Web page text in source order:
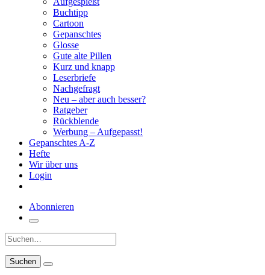
Buchtipp
Cartoon
Gepanschtes
Glosse
Gute alte Pillen
Kurz und knapp
Leserbriefe
Nachgefragt
Neu – aber auch besser?
Ratgeber
Rückblende
Werbung – Aufgepasst!
Gepanschtes A-Z
Hefte
Wir über uns
Login
Abonnieren
Suche: